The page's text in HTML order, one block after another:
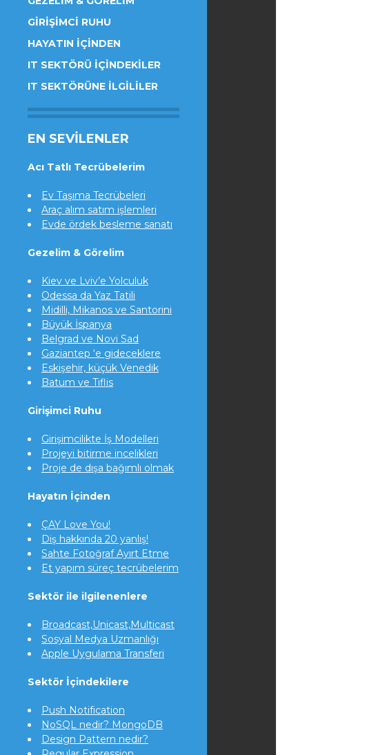
GIRIŞIMCI RUHU
HAYATIN İÇINDEN
IT SEKTÖRÜ İÇINDEKILER
IT SEKTÖRÜNE İLGILILER
EN SEVILENLER
Acı Tatlı Tecrübelerim
Ev Taşıma Tecrübeleri
Araç alım satım işlemleri
Evde ördek besleme sanatı
Gezelim & Görelim
Kiev ve Lviv’e Yolculuk
Odessa da Yaz Tatili
Midilli, Mikanos ve Santorini
Büyük İspanya
Belgrad ve Novi Sad
Gaziantep ‘e gideceklere
Eskişehir, küçük Venedik
Batum ve Tiflis
Girişimci Ruhu
Girişimcilikte İş Modelleri
Projeyi bitirme incelikleri
Proje de dışa bağımlı olmak
Hayatın İçinden
ÇAY Love You!
Diş hakkında 20 yanlış!
Sahte Fotoğraf Ayırt Etme
Et yapım süreç tecrübelerim
Sektör ile ilgilenenlere
Broadcast,Unicast,Multicast
Sosyal Medya Uzmanlığı
Apple Uygulama Transferi
Sektör İçindekilere
Push Notification
NoSQL nedir? MongoDB
Design Pattern nedir?